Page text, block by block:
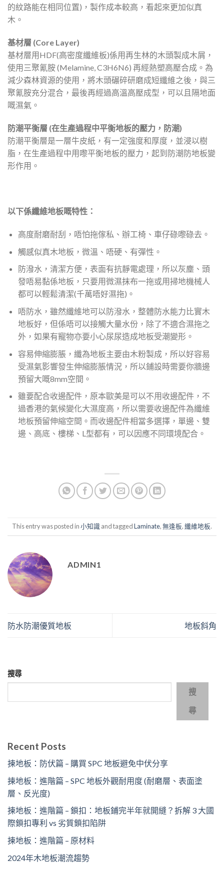
的紋路能在相同位置)，製作成本較高，看起來更加似真
木。
基材層 (Core Layer)
基材層用HDF(高密度纖維板)係用再生林的木頭製成木屑，
使用三聚氰胺 (Melamine, C3H6N6) 再經熱塑高壓合成。為
減少森林資源的使用，將木頭碾碎研磨成短纖維之後，與三
聚氰胺充分混合，最後再經過高溫高壓成型，可以且隔地面
嘅濕氣。
防潮平衡層 (在生產過程中平衡地板的壓力，防潮)
防潮平衡層是一層牛皮紙，有一定強度和厚度，並浸以樹
脂，在生產過程中用嚟平衡地板的壓力，起到防潮防地板變
形作用。
以下係纖維地板嘅特性：
高度耐磨耐刮，唔怕拖傢私、辦工椅、車仔碌嚟碌去。
觸感似真木地板，微溫、唔硬、有彈性。
防潑水，清潔方便，表面有抗靜電處理，所以灰塵、頭
發唔易黏係地板，只要用微濕抹布一拖或用掃地機械人
都可以輕鬆清潔(千萬唔好濕拖)。
唔防水，雖然纖維地可以防潑水，整體防水能力比實木
地板好，但係唔可以接觸大量水份，除了不適合濕拖之
外，如果有寵物亦要小心尿尿造成地板受潮變形。
容易伸縮膨脹，纖為地板主要由木粉製成，所以好容易
受濕氣影響發生伸縮膨脹情況，所以鋪設時需要你牆邊
預留大嘅8mm空間。
雖要配合收邊配件，原本歐美是可以不用收邊配件，不
過香港的氣候變化大濕度高，所以需要收邊配件為纖維
地板預留伸縮空間。而收邊配件相當多選擇，單邊、雙
邊、高底、樓梯、L型都有，可以因應不同環境配合。
This entry was posted in小知識 and taggedLaminate,無逢板,纖維地板.
ADMIN1
防水防潮優質地板 地板斜角
搜尋
搜
尋
Recent Posts
揀地板：防伏篇 – 購買 SPC 地板避免中伏分享
揀地板：進階篇 – SPC 地板外觀耐用度 (耐磨層、表面塗
層、反光度)
揀地板：進階篇 – 鎖扣：地板鋪完半年就開縫？拆解 3 大國
際鎖扣專利 vs 劣質鎖扣陷阱
揀地板：進階篇 – 原材料
2024年木地板潮流趨勢